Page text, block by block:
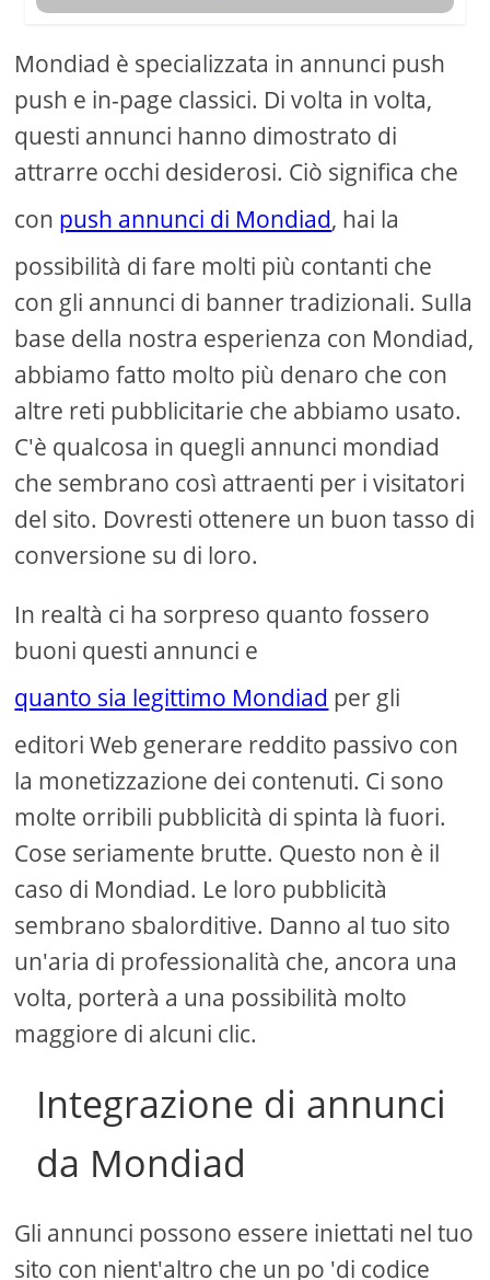
Mondiad è specializzata in annunci push
push e in-page classici. Di volta in volta,
questi annunci hanno dimostrato di
attrarre occhi desiderosi. Ciò significa che
con push annunci di Mondiad, hai la
possibilità di fare molti più contanti che
con gli annunci di banner tradizionali. Sulla
base della nostra esperienza con Mondiad,
abbiamo fatto molto più denaro che con
altre reti pubblicitarie che abbiamo usato.
C'è qualcosa in quegli annunci mondiad
che sembrano così attraenti per i visitatori
del sito. Dovresti ottenere un buon tasso di
conversione su di loro.
In realtà ci ha sorpreso quanto fossero
buoni questi annunci e
quanto sia legittimo Mondiad per gli
editori Web generare reddito passivo con
la monetizzazione dei contenuti. Ci sono
molte orribili pubblicità di spinta là fuori.
Cose seriamente brutte. Questo non è il
caso di Mondiad. Le loro pubblicità
sembrano sbalorditive. Danno al tuo sito
un'aria di professionalità che, ancora una
volta, porterà a una possibilità molto
maggiore di alcuni clic.
Integrazione di annunci
da Mondiad
Gli annunci possono essere iniettati nel tuo
sito con nient'altro che un po 'di codice